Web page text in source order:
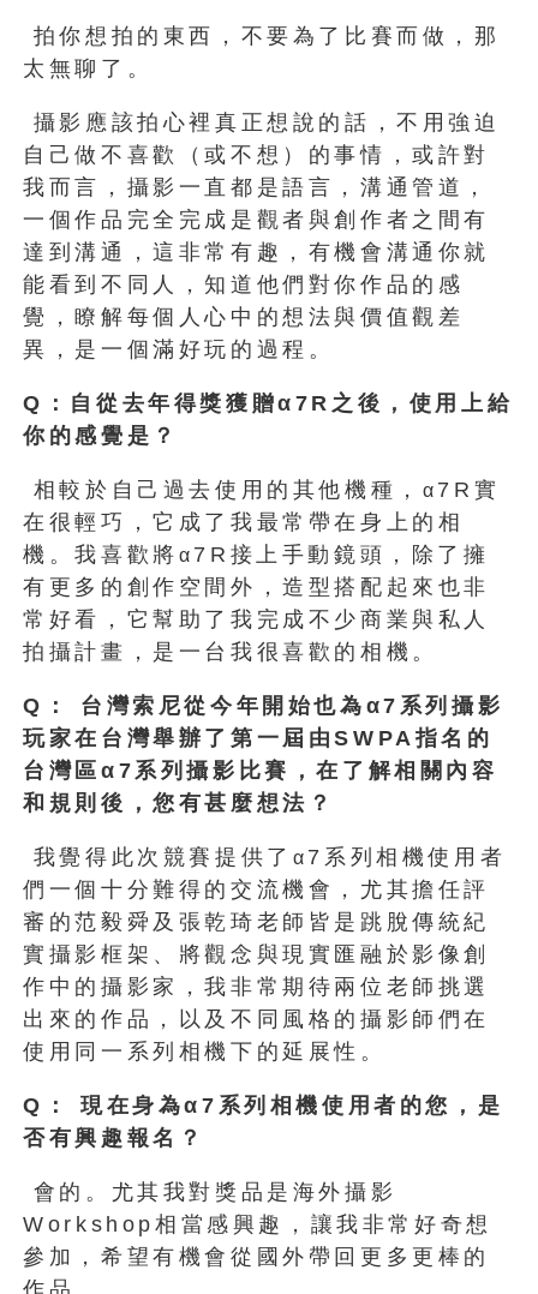
拍你想拍的東西，不要為了比賽而做，那
太無聊了。
攝影應該拍心裡真正想說的話，不用強迫
自己做不喜歡（或不想）的事情，或許對
我而言，攝影一直都是語言，溝通管道，
一個作品完全完成是觀者與創作者之間有
達到溝通，這非常有趣，有機會溝通你就
能看到不同人，知道他們對你作品的感
覺，瞭解每個人心中的想法與價值觀差
異，是一個滿好玩的過程。
Q ：自從去年得獎獲贈α7R 之後，使用上給
你的感覺是？
相較於自己過去使用的其他機種， α 7R實
在很輕巧，它成了我最常帶在身上的相
機。我喜歡將 α 7R接上手動鏡頭，除了擁
有更多的創作空間外，造型搭配起來也非
常好看，它幫助了我完成不少商業與私人
拍攝計畫，是一台我很喜歡的相機。
Q ： 台灣索尼從今年開始也為α7 系列攝影
玩家在台灣舉辦了第一屆由SWPA 指名的
台灣區α7 系列攝影比賽，在了解相關內容
和規則後，您有甚麼想法？
我覺得此次競賽提供了 α 7系列相機使用者
們一個十分難得的交流機會，尤其擔任評
審的范毅舜及張乾琦老師皆是跳脫傳統紀
實攝影框架、將觀念與現實匯融於影像創
作中的攝影家，我非常期待兩位老師挑選
出來的作品，以及不同風格的攝影師們在
使用同一系列相機下的延展性。
Q ： 現在身為α7 系列相機使用者的您，是
否有興趣報名？
會的。尤其我對獎品是海外攝影
Workshop相當感興趣，讓我非常好奇想
參加，希望有機會從國外帶回更多更棒的
作品。